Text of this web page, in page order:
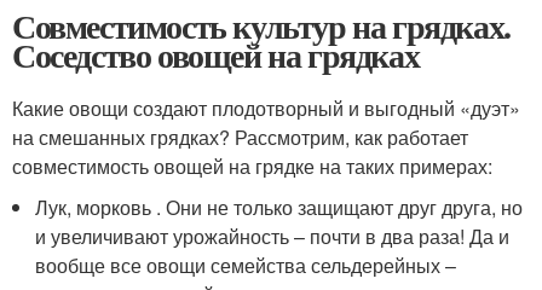
Совместимость культур на грядках.
Соседство овощей на грядках
Какие овощи создают плодотворный и выгодный «дуэт»
на смешанных грядках? Рассмотрим, как работает
совместимость овощей на грядке на таких примерах:
Лук, морковь . Они не только защищают друг друга, но
и увеличивают урожайность – почти в два раза! Да и
вообще все овощи семейства сельдерейных –